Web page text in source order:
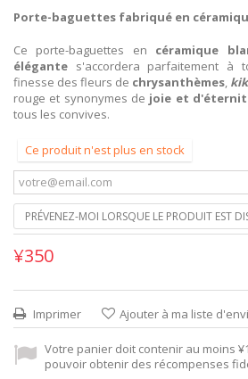
Porte-baguettes fabriqué en
Ce porte-baguettes en céramique
élégante s'accordera parfaitement à
finesse des fleurs de chrysanthèmes,
rouge et synonymes de joie et
tous les convives.
Ce produit n'est plus en stock
PRÉVENEZ-MOI LORSQUE LE PRODUIT EST
¥350
Imprimer Ajouter à ma liste
Votre panier doit contenir au moins
pouvoir obtenir des récompenses